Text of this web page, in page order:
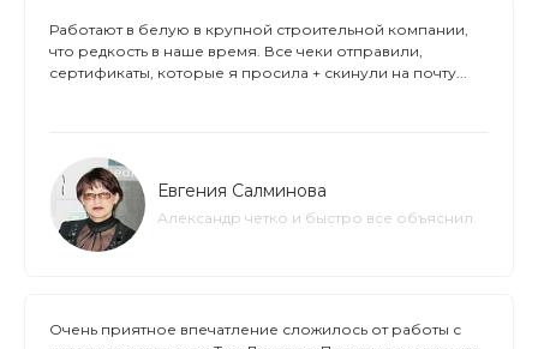
Работают в белую в крупной строительной компании,
что редкость в наше время. Все чеки отправили,
сертификаты, которые я просила + скинули на почту...
Евгения Салминова
Александр четко и быстро все объяснил.
Очень приятное впечатление сложилось от работы с